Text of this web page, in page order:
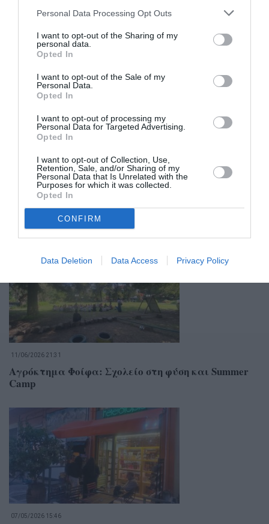
Personal Data Processing Opt Outs
I want to opt-out of the Sharing of my
personal data.
Opted In
I want to opt-out of the Sale of my
Personal Data.
Opted In
I want to opt-out of processing my
Personal Data for Targeted Advertising.
Opted In
I want to opt-out of Collection, Use,
Retention, Sale, and/or Sharing of my
Personal Data that Is Unrelated with the
Purposes for which it was collected.
Opted In
CONFIRM
Data Deletion Data Access Privacy Policy
Σχετικά Άρθρα
11/06/2026 21:31
Αγρόκτημα Φοίφα: Σχολείο στη φύση και Summer
Camp
07/05/2026 15:46